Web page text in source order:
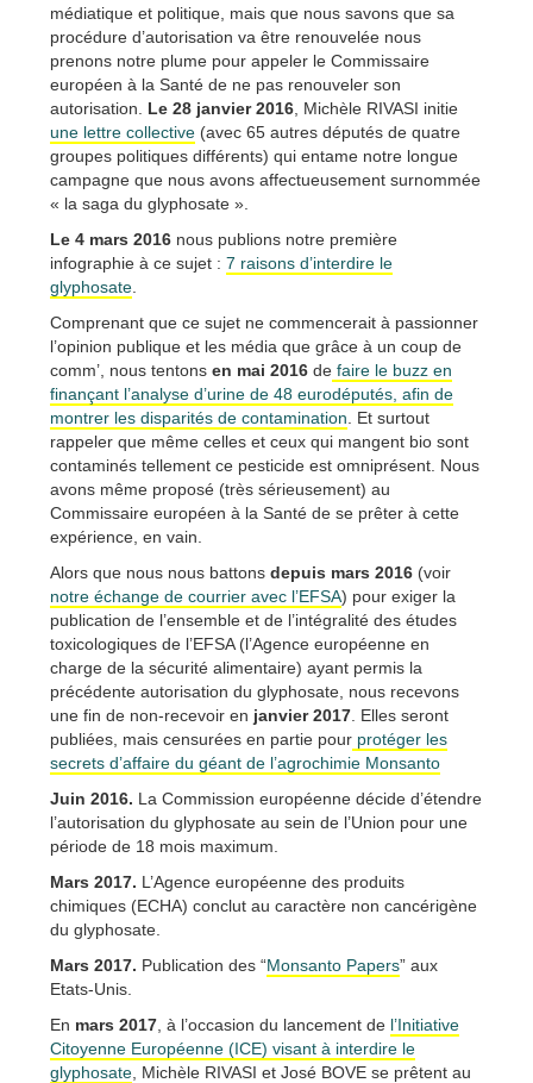
médiatique et politique, mais que nous savons que sa
procédure d’autorisation va être renouvelée nous
prenons notre plume pour appeler le Commissaire
européen à la Santé de ne pas renouveler son
autorisation. Le 28 janvier 2016 , Michèle RIVASI initie
une lettre collective (avec 65 autres députés de quatre
groupes politiques différents) qui entame notre longue
campagne que nous avons affectueusement surnommée
« la saga du glyphosate ».
Le 4 mars 2016 nous publions notre première
infographie à ce sujet : 7 raisons d’interdire le
glyphosate
Comprenant que ce sujet ne commencerait à passionner
l’opinion publique et les média que grâce à un coup de
comm’, nous tentons en mai 2016 de faire le buzz en
finançant l’analyse d’urine de 48 eurodéputés, afin de
montrer les disparités de contamination . Et surtout
rappeler que même celles et ceux qui mangent bio sont
contaminés tellement ce pesticide est omniprésent. Nous
avons même proposé (très sérieusement) au
Commissaire européen à la Santé de se prêter à cette
expérience, en vain.
Alors que nous nous battons depuis mars 2016 (voir
notre échange de courrier avec l’EFSA) pour exiger la
publication de l’ensemble et de l’intégralité des études
toxicologiques de l’EFSA (l’Agence européenne en
charge de la sécurité alimentaire) ayant permis la
précédente autorisation du glyphosate, nous recevons
une fin de non-recevoir en janvier 2017 . Elles seront
publiées, mais censurées en partie pour protéger les
secrets d’affaire du géant de l’agrochimie Monsanto
Juin 2016. La Commission européenne décide d’étendre
l’autorisation du glyphosate au sein de l’Union pour une
période de 18 mois maximum.
Mars 2017. L’Agence européenne des produits
chimiques (ECHA) conclut au caractère non cancérigène
du glyphosate.
Mars 2017. Publication des “Monsanto Papers” aux
Etats-Unis.
En mars 2017 , à l’occasion du lancement de l’Initiative
Citoyenne Européenne (ICE) visant à interdire le
glyphosate , Michèle RIVASI et José BOVE se prêtent au